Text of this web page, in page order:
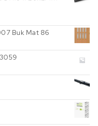
Buk Mat 86